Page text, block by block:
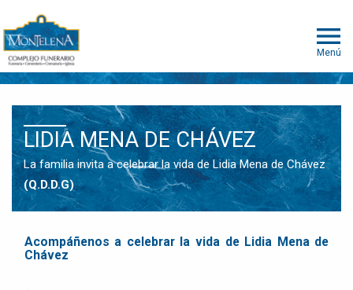
Menú
LIDIA MENA DE CHÁVEZ
La familia invita a celebrar la vida de Lidia Mena de Chávez
(Q.D.D.G)
Acompáñenos a celebrar la vida de Lidia Mena de
Chávez